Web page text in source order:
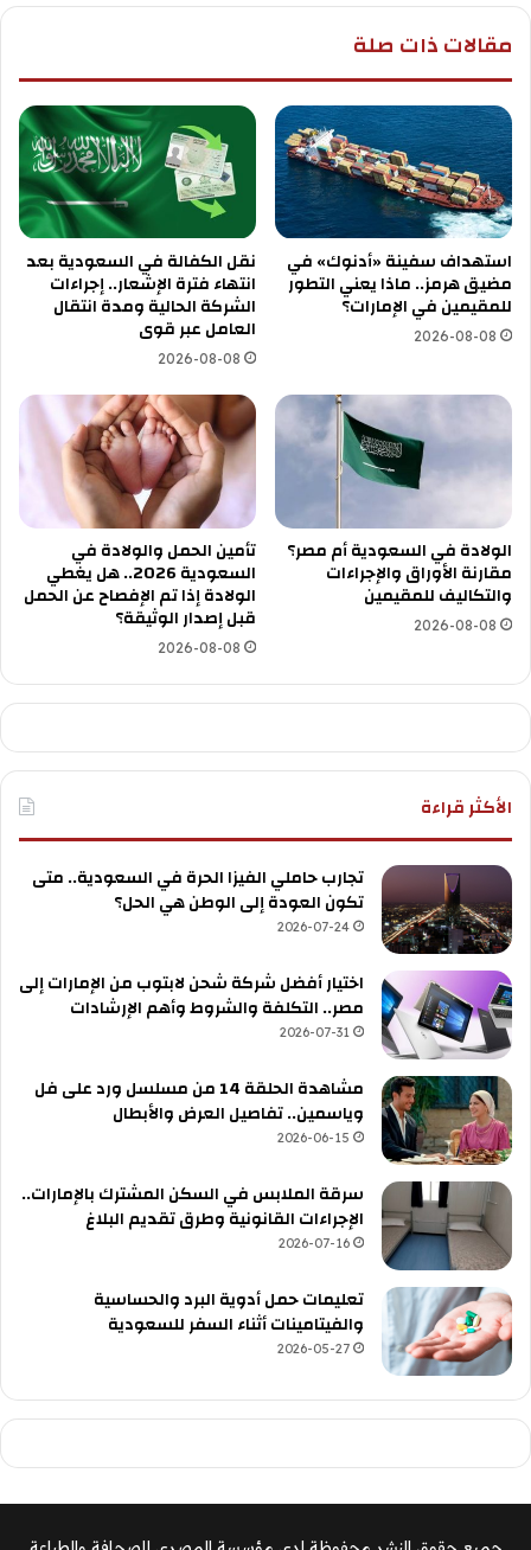
مقالات ذات صلة
استهداف سفينة «أدنوك» في
مضيق هرمز.. ماذا يعني التطور
للمقيمين في الإمارات؟
2026-08-08
نقل الكفالة في السعودية بعد
انتهاء فترة الإشعار.. إجراءات
الشركة الحالية ومدة انتقال
العامل عبر قوى
2026-08-08
الولادة في السعودية أم مصر؟
مقارنة الأوراق والإجراءات
والتكاليف للمقيمين
2026-08-08
تأمين الحمل والولادة في
السعودية 2026.. هل يغطي
الولادة إذا تم الإفصاح عن الحمل
قبل إصدار الوثيقة؟
2026-08-08
الأكثر قراءة
تجارب حاملي الفيزا الحرة في السعودية.. متى
تكون العودة إلى الوطن هي الحل؟
2026-07-24
اختيار أفضل شركة شحن لابتوب من الإمارات إلى
مصر.. التكلفة والشروط وأهم الإرشادات
2026-07-31
مشاهدة الحلقة 14 من مسلسل ورد على فل
وياسمين.. تفاصيل العرض والأبطال
2026-06-15
سرقة الملابس في السكن المشترك بالإمارات..
الإجراءات القانونية وطرق تقديم البلاغ
2026-07-16
تعليمات حمل أدوية البرد والحساسية
والفيتامينات أثناء السفر للسعودية
2026-05-27
جميع حقوق النشر محفوظة لدى مؤسسة المصري للصحافة والطباعة